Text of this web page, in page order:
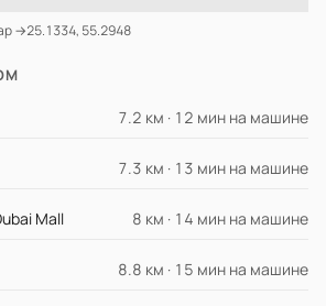
→25.1334, 55.2948
7.2 км · 12 мин на машине
7.3 км · 13 мин на машине
Mall 8 км · 14 мин на машине
8.8 км · 15 мин на машине